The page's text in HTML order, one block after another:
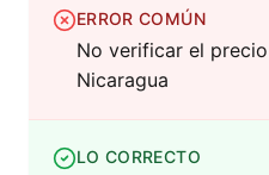
ERROR COMÚN
No verificar el
Nicaragua
LO CORRECTO